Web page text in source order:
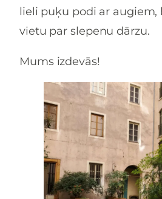
lieli puķu podi ar augiem,
vietu par slepenu dārzu.
Mums izdevās!